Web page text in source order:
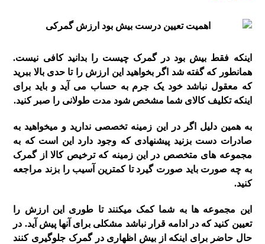
اینکه فقط بیش بود در گمرک چیست را بدانید کافی نیست.
همانطور که گفته شد اگر بخواهید این ارزش را تا حدی بالا ببرید
که معقول نباشد خود یک جرم به حساب می آید و باید برای
اینکه تکلیف کالای شما مشخص شود مدت طولانی را صبر کنید.
به همین دلیل اگر در این زمینه تخصصی ندارید و میخواهید به
صادرات دست بزنید پیشنهادی که وجود دارد این است که به
مجموعه های متخصص در این زمینه که ترخیص کالا از گمرک
به چه صورت باید صورت گیرد تا کمترین آسیب را بزند مراجعه
کنید.
این مجموعه ها به شما کمک میکنند تا طوری این ارزش را
تعیین کنید که در ادامه قرار نباشد مشکلی برای آنها پیش آید. در
حال حاضر برای اینکه از بیش اظهاری در گمرک جلوگیری کنند